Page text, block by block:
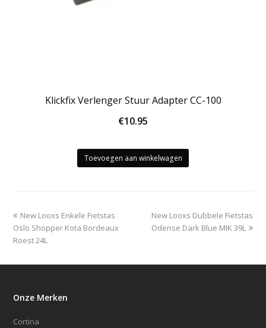
Klickfix Verlenger Stuur Adapter CC-100
€10.95
Toevoegen aan winkelwagen
previous
post:
New Looxs Enkele Fietstas
Oslo Shopper Kota Bordeaux
Roest 24L
next
post:
New Looxs Dubbele Fietstas
Odense Dark Blue MIK 39L
Onze Merken
Cortina